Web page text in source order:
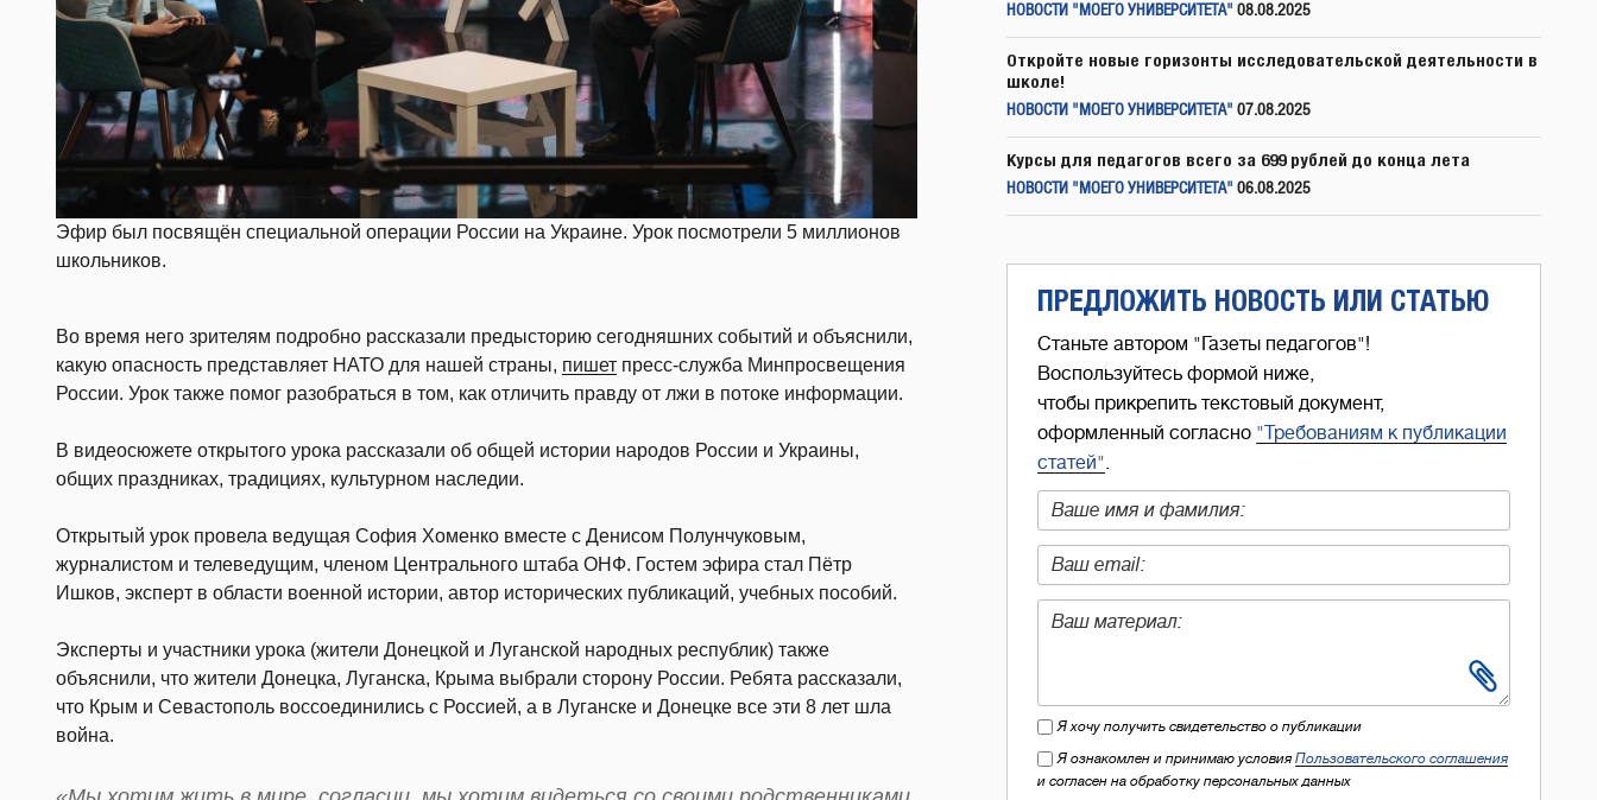
Эфир был посвящён специальной операции России на Украине. Урок посмотрели 5 миллионов
школьников.
Во время него зрителям подробно рассказали предысторию сегодняшних событий и объяснили,
какую опасность представляет НАТО для нашей страны, пишет пресс-служба Минпросвещения
России. Урок также помог разобраться в том, как отличить правду от лжи в потоке информации.
В видеосюжете открытого урока рассказали об общей истории народов России и Украины,
общих праздниках, традициях, культурном наследии.
Открытый урок провела ведущая София Хоменко вместе с Денисом Полунчуковым,
журналистом и телеведущим, членом Центрального штаба ОНФ. Гостем эфира стал Пётр
Ишков, эксперт в области военной истории, автор исторических публикаций, учебных пособий.
Эксперты и участники урока (жители Донецкой и Луганской народных республик) также
объяснили, что жители Донецка, Луганска, Крыма выбрали сторону России. Ребята рассказали,
что Крым и Севастополь воссоединились с Россией, а в Луганске и Донецке все эти 8 лет шла
война.
НОВОСТИ "МОЕГО УНИВЕРСИТЕТА" 08.08.2025
Откройте новые горизонты исследовательской деятельности в
школе!
НОВОСТИ "МОЕГО УНИВЕРСИТЕТА" 07.08.2025
Курсы для педагогов всего за 699 рублей до конца лета
НОВОСТИ "МОЕГО УНИВЕРСИТЕТА" 06.08.2025
ПРЕДЛОЖИТЬ НОВОСТЬ ИЛИ СТАТЬЮ
Станьте автором "Газеты педагогов"!
Воспользуйтесь формой ниже,
чтобы прикрепить текстовый документ,
оформленный согласно "Требованиям к публикации
статей".
Я хочу получить свидетельство о публикации
Я ознакомлен и принимаю условия Пользовательского соглашения
и согласен на обработку персональных данных